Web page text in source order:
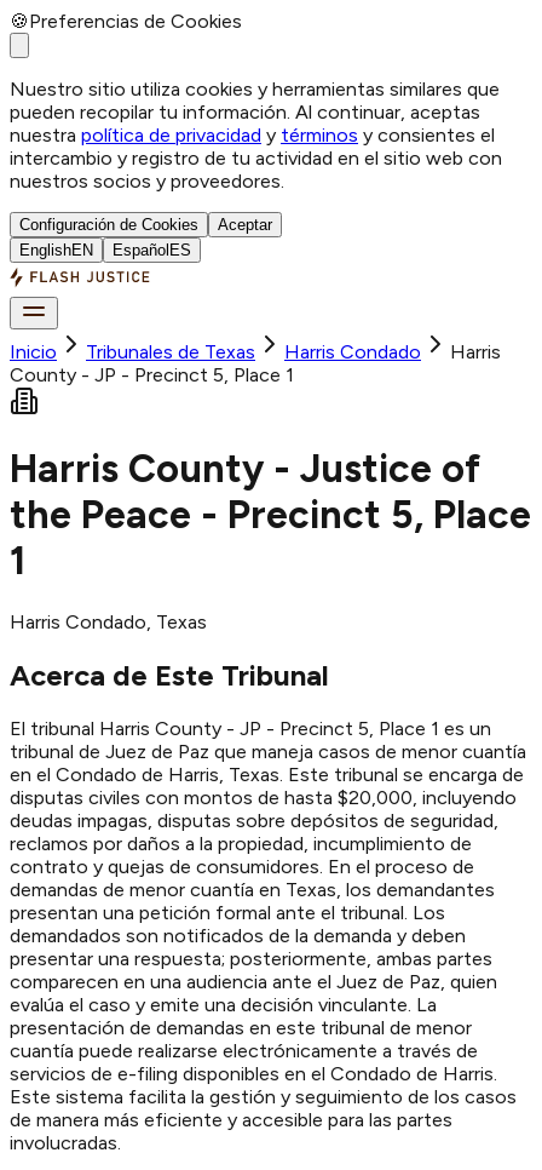
🍪Preferencias de Cookies
Nuestro sitio utiliza cookies y herramientas similares que
pueden recopilar tu información. Al continuar, aceptas
nuestra política de privacidad y términos y consientes el
intercambio y registro de tu actividad en el sitio web con
nuestros socios y proveedores.
Configuración de Cookies
Aceptar
EnglishEN Español ES
Inicio Tribunales de Texas Harris Condado
Harris
County - JP - Precinct 5, Place 1
Harris County - Justice of
the Peace - Precinct 5, Place
1
Harris Condado, Texas
Acerca de Este Tribunal
El tribunal Harris County - JP - Precinct 5, Place 1 es un
tribunal de Juez de Paz que maneja casos de menor cuantía
en el Condado de Harris, Texas. Este tribunal se encarga de
disputas civiles con montos de hasta $20,000, incluyendo
deudas impagas, disputas sobre depósitos de seguridad,
reclamos por daños a la propiedad, incumplimiento de
contrato y quejas de consumidores. En el proceso de
demandas de menor cuantía en Texas, los demandantes
presentan una petición formal ante el tribunal. Los
demandados son notificados de la demanda y deben
presentar una respuesta; posteriormente, ambas partes
comparecen en una audiencia ante el Juez de Paz, quien
evalúa el caso y emite una decisión vinculante. La
presentación de demandas en este tribunal de menor
cuantía puede realizarse electrónicamente a través de
servicios de e-filing disponibles en el Condado de Harris.
Este sistema facilita la gestión y seguimiento de los casos
de manera más eficiente y accesible para las partes
involucradas.